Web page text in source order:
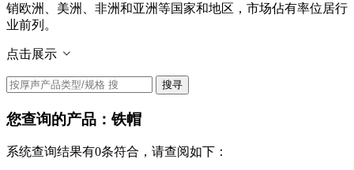
销欧洲、美洲、非洲和亚洲等国家和地区，市场佔有率位居行
业前列。
点击展示
搜寻
您查询的产品：铁帽
系统查询结果有0条符合，请查阅如下：